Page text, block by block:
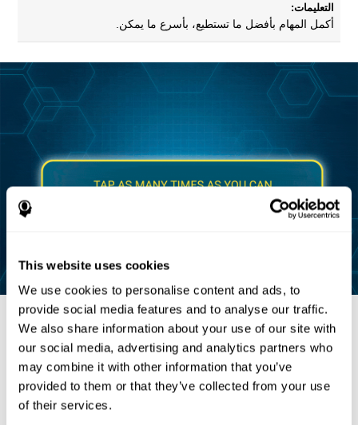
This website uses cookies
We use cookies to personalise content and ads, to
provide social media features and to analyse our traffic.
We also share information about your use of our site with
our social media, advertising and analytics partners who
may combine it with other information that you’ve
provided to them or that they’ve collected from your use
of their services.
التعليمات:
أكمل المهام بأفضل ما تستطيع، بأسرع ما يمكن.
مراجع
Brickenkamp, R. (1962). Aufmerksamkeits-Belastungs-Test
(Test d2) (1st ed.). Göttingen, Germany: Hogrefe.